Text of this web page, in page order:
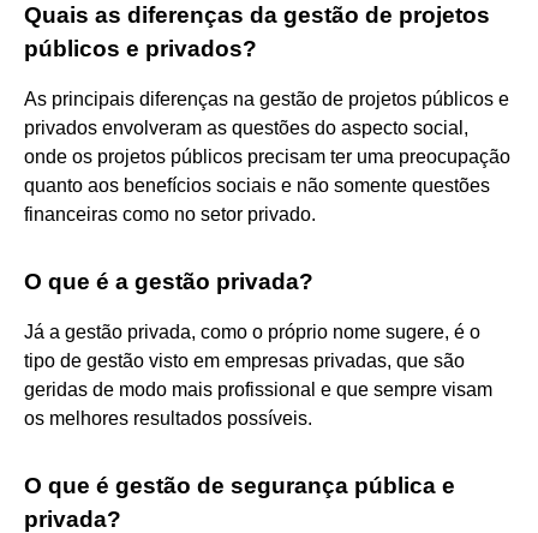
Quais as diferenças da gestão de projetos
públicos e privados?
As principais diferenças na gestão de projetos públicos e
privados envolveram as questões do aspecto social,
onde os projetos públicos precisam ter uma preocupação
quanto aos benefícios sociais e não somente questões
financeiras como no setor privado.
O que é a gestão privada?
Já a gestão privada, como o próprio nome sugere, é o
tipo de gestão visto em empresas privadas, que são
geridas de modo mais profissional e que sempre visam
os melhores resultados possíveis.
O que é gestão de segurança pública e
privada?